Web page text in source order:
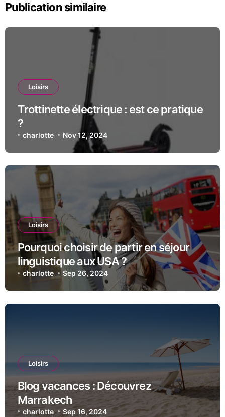
Publication similaire
Loisirs
Trottinette électrique : est ce pratique
?
charlotte Nov 12, 2024
Loisirs
Pourquoi choisir de partir en séjour
linguistique aux USA ?
charlotte Sep 26, 2024
Loisirs
Blog vacances : Découvrez
Marrakech
charlotte Sep 16, 2024